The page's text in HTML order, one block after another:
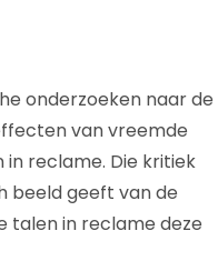
onderzoeken naar de
van vreemde
reclame. Die kritiek
beeld geeft van de
talen in reclame deze